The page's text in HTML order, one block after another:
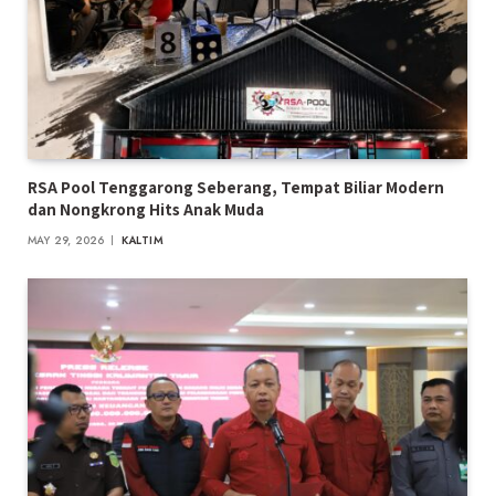
RSA Pool Tenggarong Seberang, Tempat Biliar Modern
dan Nongkrong Hits Anak Muda
MAY 29, 2026 KALTIM